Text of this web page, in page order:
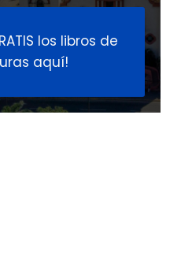
los libros de
aquí!